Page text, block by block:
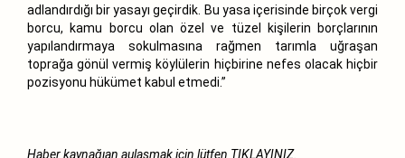
adlandırdığı bir yasayı geçirdik. Bu yasa içerisinde birçok vergi
borcu, kamu borcu olan özel ve tüzel kişilerin borçlarının
yapılandırmaya sokulmasına rağmen tarımla uğraşan
toprağa gönül vermiş köylülerin hiçbirine nefes olacak hiçbir
pozisyonu hükümet kabul etmedi.”
Haber kaynağıan aulaşmak için lütfen TIKLAYINIZ.